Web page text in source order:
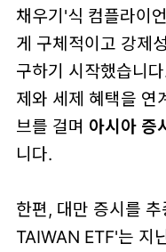
채우기'식 컴플라이
게 구체적이고 강제
구하기 시작했습니
제와 세제 혜택을 연
브를 걸며 아시아 증
니다.
한편, 대만 증시를
TAIWAN ETF'는 지